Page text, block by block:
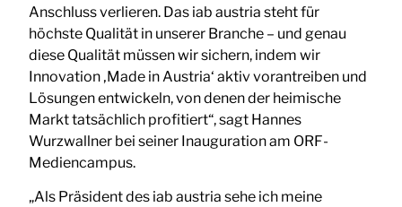
Anschluss verlieren. Das iab austria steht für
höchste Qualität in unserer Branche – und genau
diese Qualität müssen wir sichern, indem wir
Innovation ‚Made in Austria‘ aktiv vorantreiben und
Lösungen entwickeln, von denen der heimische
Markt tatsächlich profitiert“, sagt Hannes
Wurzwallner bei seiner Inauguration am ORF-
Mediencampus.
„Als Präsident des iab austria sehe ich meine